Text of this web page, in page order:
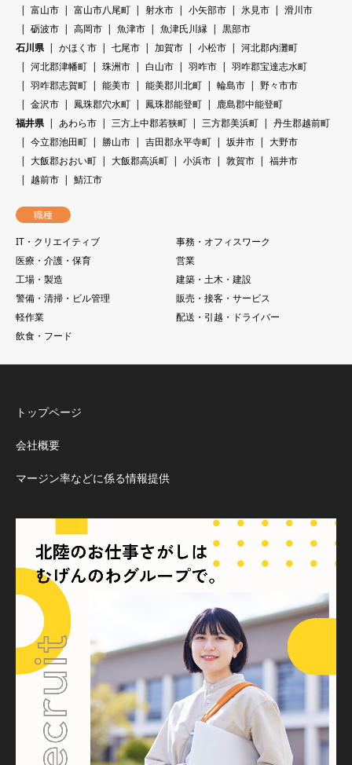
富山市
富山市八尾町 射水市 小矢部市 氷見市
滑川市
砺波市
高岡市 魚津市 魚津氏川縁
黒部市
石川県
かほく市 七尾市 加賀市 小松市
河北郡内灘町
河北郡津幡町
珠洲市 白山市 羽咋市
羽咋郡宝達志水町
羽咋郡志賀町
能美市 能美郡川北町 輪島市
野々市市
金沢市
鳳珠郡穴水町 鳳珠郡能登町
鹿島郡中能登町
福井県
あわら市 三方上中郡若狭町 三方郡美浜町
丹生郡越前町
今立郡池田町
勝山市 吉田郡永平寺町 坂井市
大野市
大飯郡おおい町
大飯郡高浜町 小浜市 敦賀市
福井市
越前市
鯖江市
職種
IT・クリエイティブ
事務・オフィスワーク
医療・介護・保育
営業
工場・製造
建築・土木・建設
警備・清掃・ビル管理
販売・接客・サービス
軽作業
配送・引越・ドライバー
飲食・フード
トップページ
会社概要
マージン率などに係る情報提供